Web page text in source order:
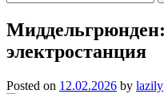
электростанция
Posted on 12.02.2026 by lazily